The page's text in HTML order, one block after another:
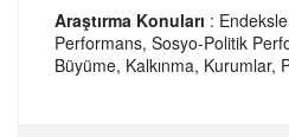
Araştırma Konuları :
Performans, Sosyo-Politik
Büyüme, Kalkınma, Kurumlar,